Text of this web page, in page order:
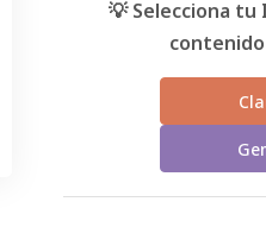
💡 Selecciona